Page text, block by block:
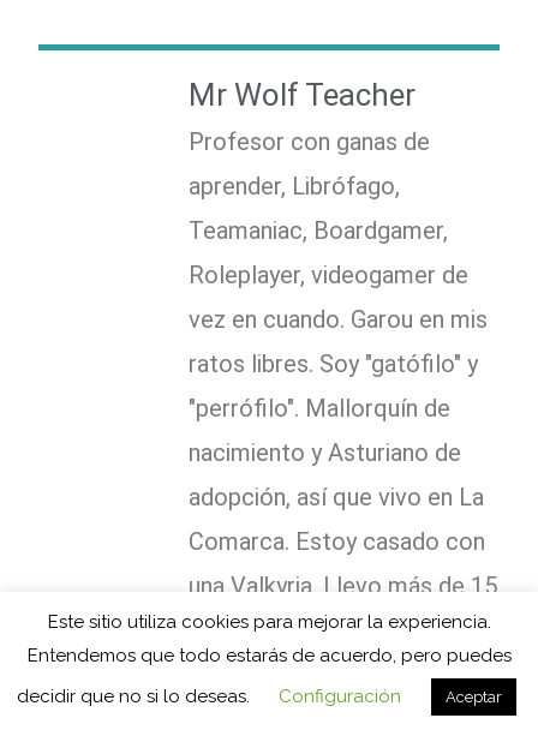
Mr Wolf Teacher
Profesor con ganas de
aprender, Librófago,
Teamaniac, Boardgamer,
Roleplayer, videogamer de
vez en cuando. Garou en mis
ratos libres. Soy "gatófilo" y
"perrófilo". Mallorquín de
nacimiento y Asturiano de
adopción, así que vivo en La
Comarca. Estoy casado con
una Valkyria. Llevo más de 15
años usando juegos como
dinamizador de contenidos.
Sir Daniel Fortesque debería
Este sitio utiliza cookies para mejorar la experiencia.
Entendemos que todo estarás de acuerdo, pero puedes
decidir que no si lo deseas.
Configuración Aceptar